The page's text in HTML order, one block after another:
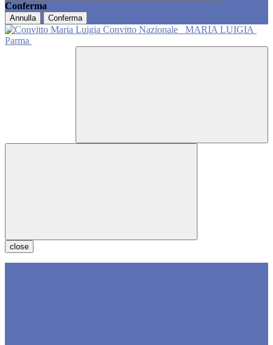
Conferma
Annulla Conferma
Convitto Nazionale
MARIA LUIGIA
Parma
close